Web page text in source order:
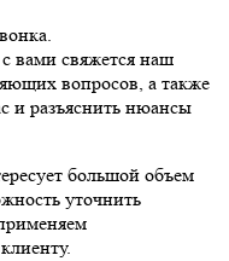
вами свяжется наш
вопросов, а также
и разъяснить нюансы
большой объем
уточнить